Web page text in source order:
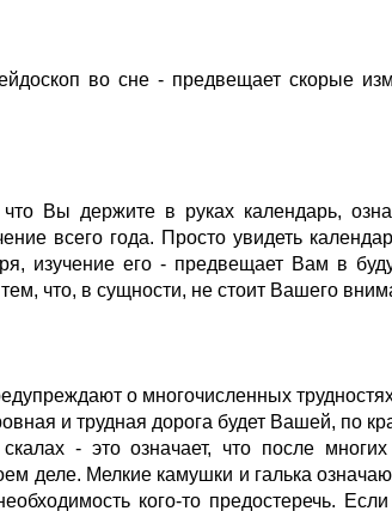
во сне - предвещает скорые
Вы держите в руках календарь,
всего года. Просто увидеть
изучение его - предвещает Вам в
что, в сущности, не стоит Вашего
о многочисленных
и трудная дорога будет Вашей,
- это означает, что после
деле. Мелкие камушки и галька
кого-то предостеречь.